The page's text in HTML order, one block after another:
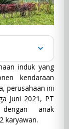
Time,
,SWASTA
Fresh
Full
induk yang
kendaraan
perusahaan ini
Juni 2021, PT
anak
karyawan.